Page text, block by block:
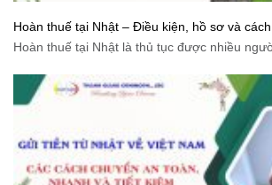
Hoàn thuế tại Nhật – Điều kiện, hồ sơ và
động
Hoàn thuế tại Nhật là thủ tục được nhiều